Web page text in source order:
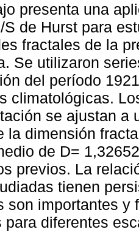
presenta una
S de Hurst para
fractales de la
Se utilizaron
del período
climatológicas.
se ajustan a
la dimensión
de D=
previos. La
tienen
son importantes
para diferentes